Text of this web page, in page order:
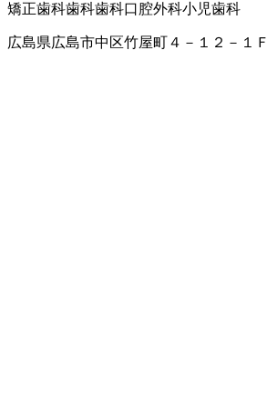
矯正歯科歯科歯科口腔外科小児歯科
広島県広島市中区竹屋町４－１２－１Ｆ